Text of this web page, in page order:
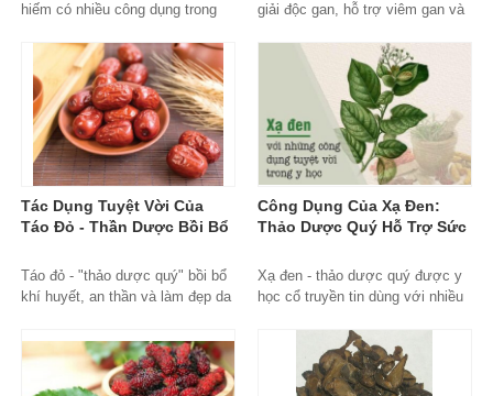
hiếm có nhiều công dụng trong
cường sức khỏe tổng thể.
giải độc gan, hỗ trợ viêm gan và
cách tự nhiên.
Tác Dụng Tuyệt Vời Của
Táo Đỏ - Thần Dược Bồi Bổ
Táo đỏ - "thảo dược quý" bồi bổ
khí huyết, an thần và làm đẹp da
năm qua.
Công Dụng Của Xạ Đen:
Thảo Dược Quý Hỗ Trợ Sức
Xạ đen - thảo dược quý được y
học cổ truyền tin dùng với nhiều
kháng và phòng bệnh hiệu quả.